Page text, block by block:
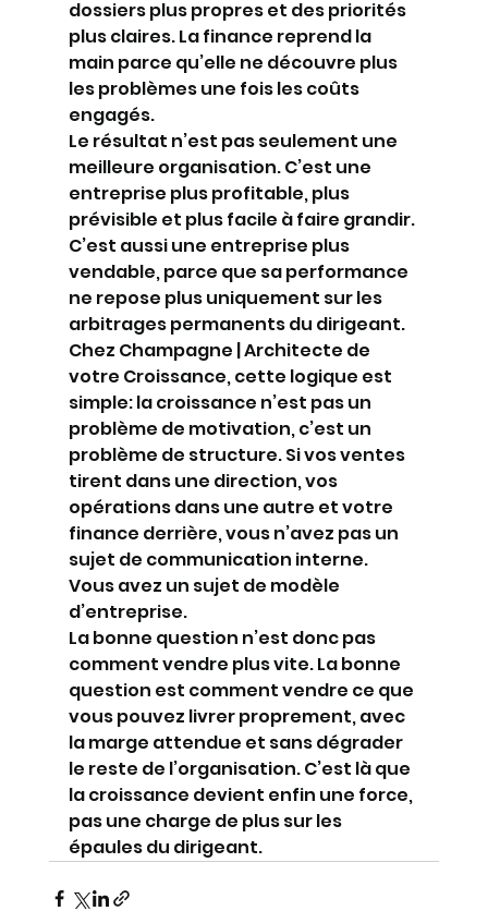
dossiers plus propres et des priorités
plus claires. La finance reprend la
main parce qu’elle ne découvre plus
les problèmes une fois les coûts
engagés.
Le résultat n’est pas seulement une
meilleure organisation. C’est une
entreprise plus profitable, plus
prévisible et plus facile à faire grandir.
C’est aussi une entreprise plus
vendable, parce que sa performance
ne repose plus uniquement sur les
arbitrages permanents du dirigeant.
Chez Champagne | Architecte de
votre Croissance, cette logique est
simple: la croissance n’est pas un
problème de motivation, c’est un
problème de structure. Si vos ventes
tirent dans une direction, vos
opérations dans une autre et votre
finance derrière, vous n’avez pas un
sujet de communication interne.
Vous avez un sujet de modèle
d’entreprise.
La bonne question n’est donc pas
comment vendre plus vite. La bonne
question est comment vendre ce que
vous pouvez livrer proprement, avec
la marge attendue et sans dégrader
le reste de l’organisation. C’est là que
la croissance devient enfin une force,
pas une charge de plus sur les
épaules du dirigeant.